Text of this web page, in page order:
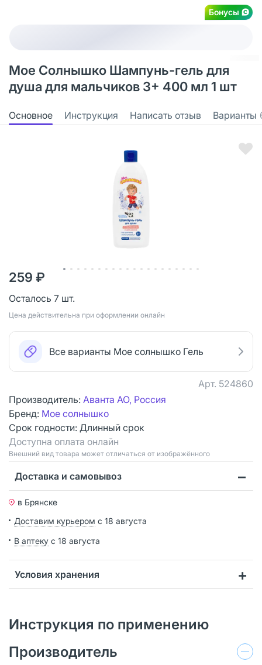
Бонусы
Мое Солнышко Шампунь-гель для
душа для мальчиков 3+ 400 мл 1 шт
Основное Инструкция Написать отзыв Варианты
259 ₽
Осталось 7 шт.
Цена действительна при оформлении онлайн
Все варианты Мое солнышко Гель
Арт. 524860
Производитель: Аванта АО, Россия
Бренд: Мое солнышко
Срок годности: Длинный срок
Доступна оплата онлайн
Bнешний вид товара может отличаться от изображённого
Доставка и самовывоз
в Брянске
Доставим курьером с 18 августа
В аптеку с 18 августа
Условия хранения
Инструкция по применению
Производитель